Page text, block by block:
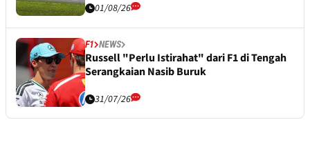
01/08/26
F1 NEWS
Russell "Perlu Istirahat" dari F1 di Tengah
Serangkaian Nasib Buruk
31/07/26